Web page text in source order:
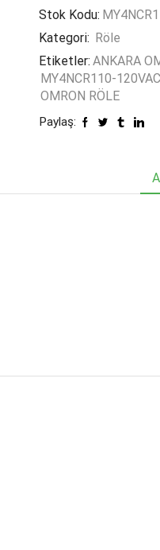
Stok Kodu:
Kategori: Röle
Etiketler: ANKARA
MY4NCR110-
OMRON RÖLE
Paylaş: